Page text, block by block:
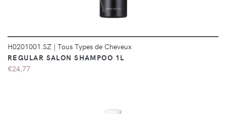
H0201001.SZ | Tous Types de Cheveux
REGULAR SALON SHAMPOO 1L
€24,77